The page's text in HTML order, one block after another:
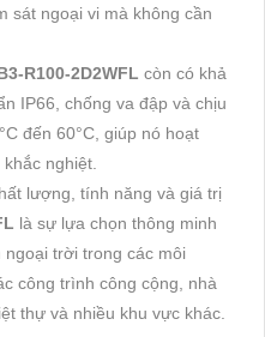
sát ngoại vi mà không cần
R100-2D2WFL còn có khả
IP66, chống va đập và chịu
đến 60°C, giúp nó hoạt
nghiệt.
lượng, tính năng và giá trị
là sự lựa chọn thông minh
trời trong các môi
công trình công cộng, nhà
thự và nhiều khu vực khác.